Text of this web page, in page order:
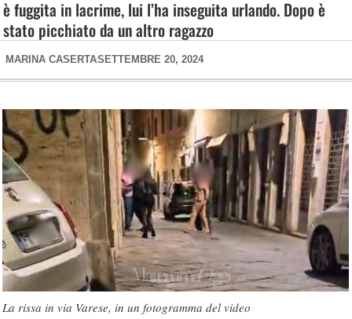
è fuggita in lacrime, lui l’ha inseguita urlando. Dopo è
stato picchiato da un altro ragazzo
MARINA CASERTASETTEMBRE 20, 2024
La rissa in via Varese, in un fotogramma del video